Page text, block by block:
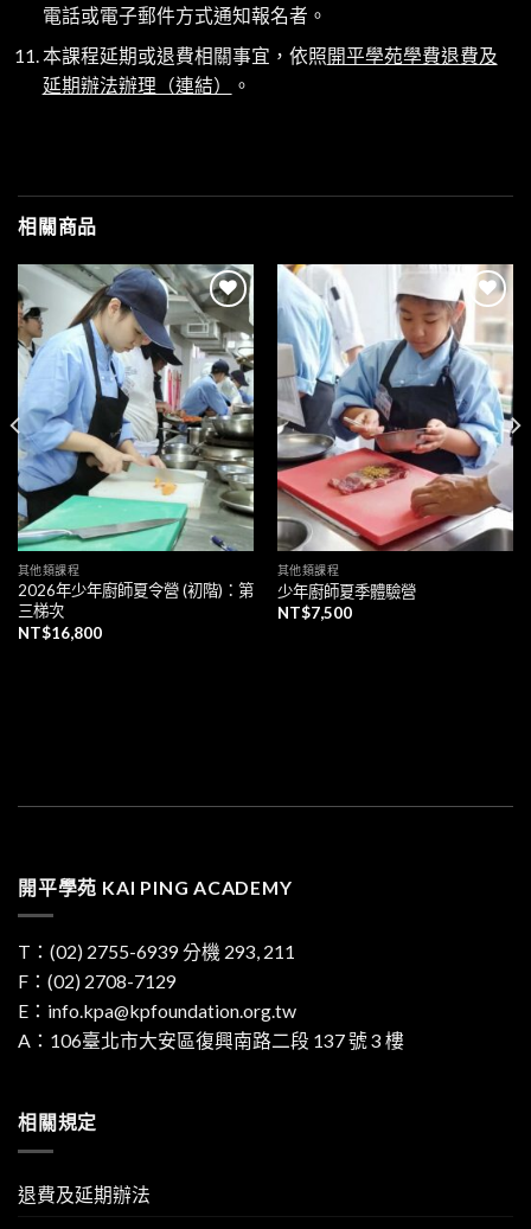
電話或電子郵件方式通知報名者。
本課程延期或退費相關事宜，依照開平學苑學費退費及
延期辦法辦理（連結）
。
相關商品
加入
「願
望清
單」
其他類課程
2026年少年廚師夏令營 (初階)：第
三梯次
NT$16,800
加入
「願
望清
單」
其他類課程
少年廚師夏季體驗營
NT$7,500
開平學苑 KAI PING ACADEMY
T： (02) 2755-6939分機 293, 211
F：(02) 2708-7129
E： info.kpa@kpfoundation.org.tw
A： 106臺北市大安區復興南路二段 137 號 3 樓
相關規定
退費及延期辦法